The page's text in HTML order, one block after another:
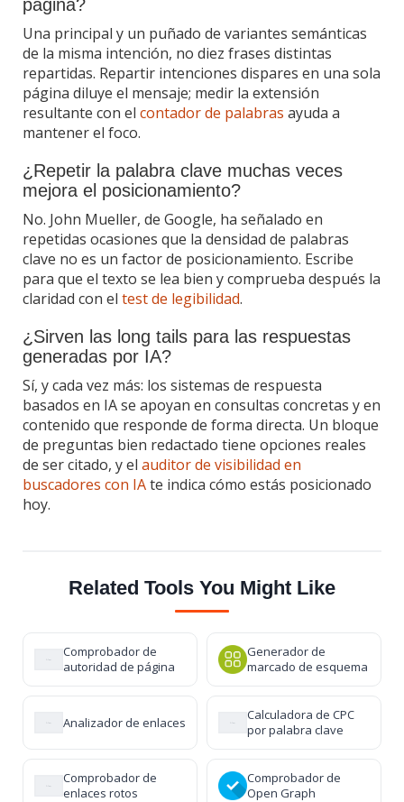
página?
Una principal y un puñado de variantes semánticas
de la misma intención, no diez frases distintas
repartidas. Repartir intenciones dispares en una sola
página diluye el mensaje; medir la extensión
resultante con el contador de palabras ayuda a
mantener el foco.
¿Repetir la palabra clave muchas veces
mejora el posicionamiento?
No. John Mueller, de Google, ha señalado en
repetidas ocasiones que la densidad de palabras
clave no es un factor de posicionamiento. Escribe
para que el texto se lea bien y comprueba después la
claridad con el test de legibilidad.
¿Sirven las long tails para las respuestas
generadas por IA?
Sí, y cada vez más: los sistemas de respuesta
basados en IA se apoyan en consultas concretas y en
contenido que responde de forma directa. Un bloque
de preguntas bien redactado tiene opciones reales
de ser citado, y el auditor de visibilidad en
buscadores con IAte indica cómo estás posicionado
hoy.
Related Tools You Might Like
Comprobador de
autoridad de página
Generador de
marcado de esquema
Analizador de enlaces
Calculadora de CPC
por palabra clave
Comprobador de
enlaces rotos
Comprobador de
Open Graph